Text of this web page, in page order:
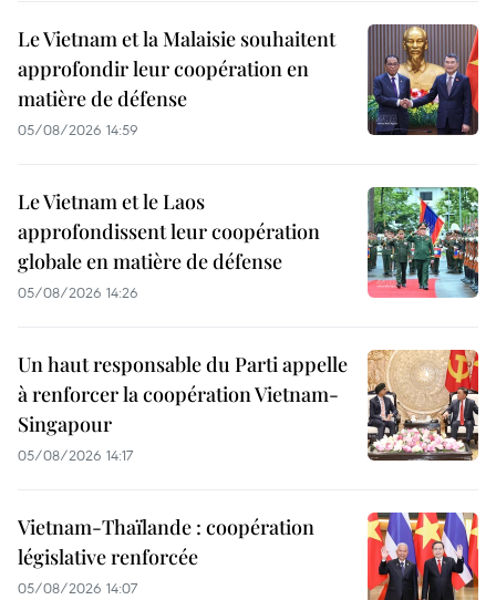
Le Vietnam et la Malaisie souhaitent
approfondir leur coopération en
matière de défense
05/08/2026 14:59
Le Vietnam et le Laos
approfondissent leur coopération
globale en matière de défense
05/08/2026 14:26
Un haut responsable du Parti appelle
à renforcer la coopération Vietnam-
Singapour
05/08/2026 14:17
Vietnam-Thaïlande : coopération
législative renforcée
05/08/2026 14:07